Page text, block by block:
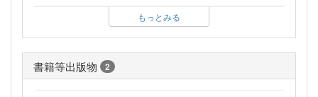
もっとみる
書籍等出版物 2